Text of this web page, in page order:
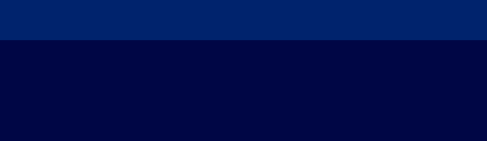
Verkkolehti ›